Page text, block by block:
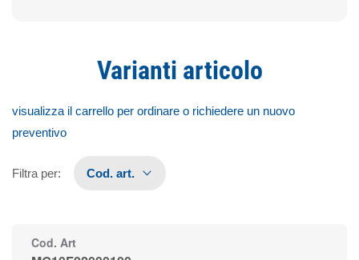
Varianti articolo
visualizza il carrello per ordinare o richiedere un nuovo
preventivo
Filtra per: Cod. art.
Cod. Art